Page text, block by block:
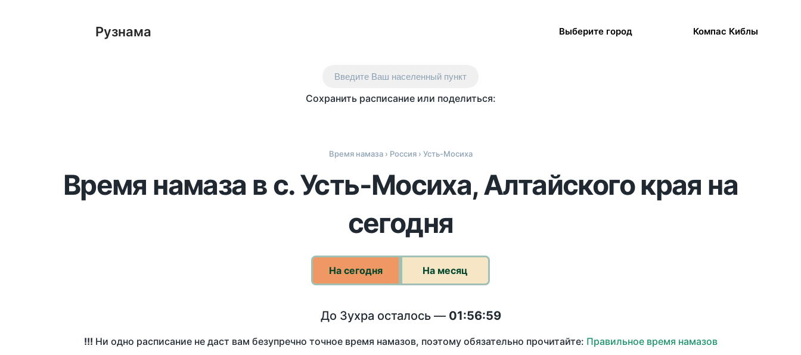
Рузнама Выберите город Компас Киблы
Введите Ваш населенный пункт
Сохранить расписание или поделиться:
Время намаза› Россия› Усть-Мосиха
Время намаза в с. Усть-Мосиха, Алтайского края на
сегодня
На сегодня На месяц
До Зухра осталось — 01:56:59
!!! Ни одно расписание не даст вам безупречно точное время намазов, поэтому обязательно прочитайте: Правильное время намазов